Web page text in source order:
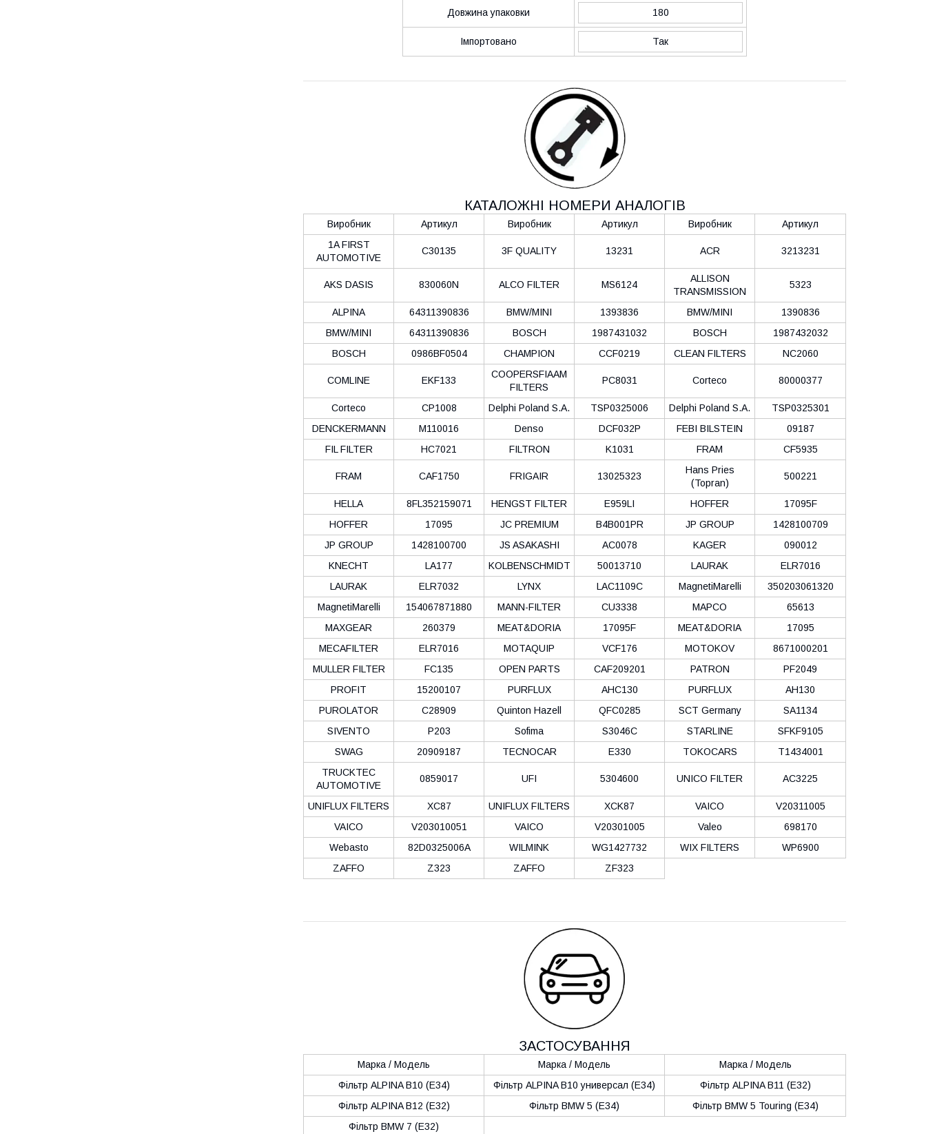
Довжина упаковки 180
Імпортовано Так
КАТАЛОЖНІ НОМЕРИ АНАЛОГІВ
Виробник Артикул Виробник Артикул Виробник
Артикул
1A FIRST
AUTOMOTIVE
C30135 3F QUALITY 13231 ACR 3213231
AKS DASIS 830060N ALCO FILTER MS6124
ALLISON
TRANSMISSION
5323
ALPINA 64311390836 BMW/MINI 1393836 BMW/MINI
1390836
BMW/MINI
64311390836 BOSCH 1987431032 BOSCH
1987432032
BOSCH
0986BF0504 CHAMPION CCF0219 CLEAN FILTERS NC2060
COMLINE EKF133
COOPERSFIAAM
FILTERS
PC8031 Corteco 80000377
Corteco CP1008 Delphi Poland S.А. TSP0325006 Delphi Poland S.А.
TSP0325301
DENCKERMANN
M110016 Denso DCF032P FEBI BILSTEIN
09187
FIL FILTER
HC7021 FILTRON K1031 FRAM CF5935
FRAM CAF1750 FRIGAIR 13025323
Hans Pries
(Topran)
500221
HELLA 8FL352159071 HENGST FILTER E959LI HOFFER
17095F
HOFFER
17095 JC PREMIUM B4B001PR JP GROUP
1428100709
JP GROUP
1428100700 JS ASAKASHI AC0078 KAGER
090012
KNECHT
LA177 KOLBENSCHMIDT 50013710 LAURAK
ELR7016
LAURAK
ELR7032 LYNX LAC1109C MagnetiMarelli
350203061320
MagnetiMarelli
154067871880 MANN-FILTER CU3338 MAPCO
65613
MAXGEAR
260379 MEAT&DORIA 17095F MEAT&DORIA
17095
MECAFILTER
ELR7016 MOTAQUIP VCF176 MOTOKOV
8671000201
MULLER FILTER
FC135 OPEN PARTS CAF209201 PATRON
PF2049
PROFIT
15200107 PURFLUX AHC130 PURFLUX
AH130
PUROLATOR
C28909 Quinton Hazell QFC0285 SCT Germany
SA1134
SIVENTO
P203 Sofima S3046C STARLINE
SFKF9105
SWAG
20909187 TECNOCAR E330 TOKOCARS
T1434001
TRUCKTEC
AUTOMOTIVE
0859017 UFI 5304600 UNICO FILTER AC3225
UNIFLUX FILTERS XC87 UNIFLUX FILTERS XCK87 VAICO
V20311005
VAICO
V203010051 VAICO V20301005 Valeo
698170
Webasto
82D0325006A WILMINK WG1427732 WIX FILTERS
WP6900
ZAFFO
Z323 ZAFFO ZF323
ЗАСТОСУВАННЯ
Марка / Модель Марка / Модель
Марка / Модель
Фільтр ALPINA B10 (E34)
Фільтр ALPINA B10 универсал (E34)
Фільтр ALPINA B11 (E32)
Фільтр ALPINA B12 (E32)
Фільтр BMW 5 (E34)
Фільтр BMW 5 Touring (E34)
Фільтр BMW 7 (E32)